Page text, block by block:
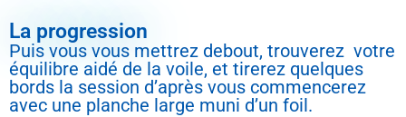
La progression
Puis vous vous mettrez debout, trouverez votre
équilibre aidé de la voile, et tirerez quelques
bords la session d’après vous commencerez
avec une planche large muni d’un foil.